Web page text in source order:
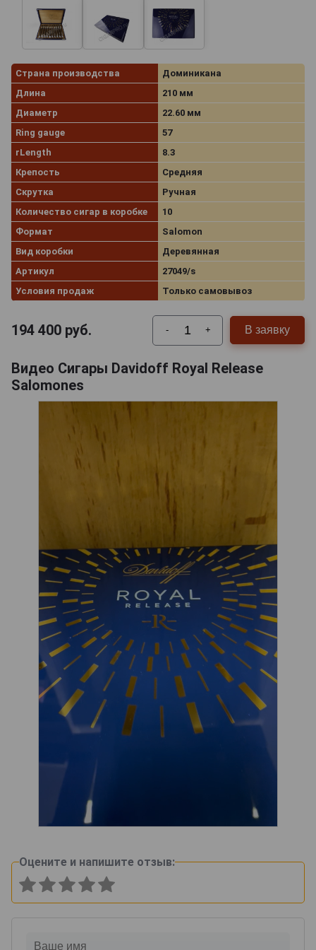
Страна производства
Доминикана
Длина
210 мм
Диаметр
22.60 мм
Ring gauge
57
rLength
8.3
Крепость
Средняя
Скрутка
Ручная
Количество сигар в коробке
10
Формат
Salomon
Вид коробки
Деревянная
Артикул
27049/s
Условия продаж
Только самовывоз
194 400 руб. - + В заявку
Видео Сигары Davidoff Royal Release
Salomones
Оцените и напишите отзыв: